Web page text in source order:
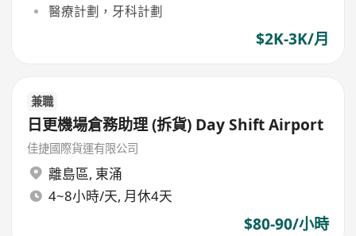
醫療計劃，牙科計劃
$2K-3K/月
兼職
日更機場倉務助理 (拆貨) Day Shift Airport
佳捷國際貨運有限公司
離島區, 東涌
4~8小時/天, 月休4天
$80-90/小時